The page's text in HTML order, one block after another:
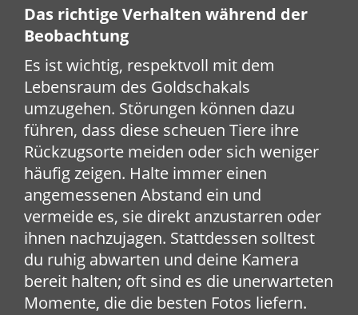
Das richtige Verhalten während der
Beobachtung
Es ist wichtig, respektvoll mit dem
Lebensraum des Goldschakals
umzugehen. Störungen können dazu
führen, dass diese scheuen Tiere ihre
Rückzugsorte meiden oder sich weniger
häufig zeigen. Halte immer einen
angemessenen Abstand ein und
vermeide es, sie direkt anzustarren oder
ihnen nachzujagen. Stattdessen solltest
du ruhig abwarten und deine Kamera
bereit halten; oft sind es die unerwarteten
Momente, die die besten Fotos liefern.